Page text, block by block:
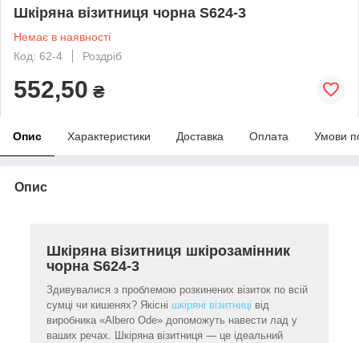
Шкіряна візитниця чорна S624-3
Немає в наявності
Код: 62-4
Роздріб
552,50 ₴
Опис Характеристики Доставка Оплата Умови
Опис
Шкіряна візитниця шкірозамінник
чорна S624-3
Здивувалися з проблемою розкинених візиток по всій
сумці чи кишенях? Якісні шкіряні візитниці від
виробника «Albero Ode» допоможуть навести лад у
ваших речах. Шкіряна візитниця — це ідеальний